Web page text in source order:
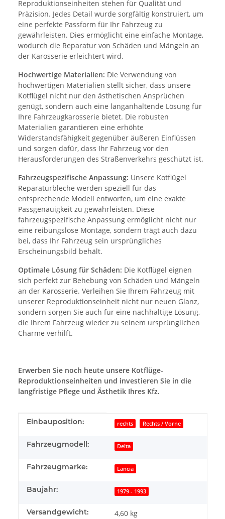
Reproduktionseinheiten stehen für Qualität und
Präzision. Jedes Detail wurde sorgfältig konstruiert, um
eine perfekte Passform für Ihr Fahrzeug zu
gewährleisten. Dies ermöglicht eine einfache Montage,
wodurch die Reparatur von Schäden und Mängeln an
der Karosserie erleichtert wird.
Hochwertige Materialien: Die Verwendung von
hochwertigen Materialien stellt sicher, dass unsere
Kotflügel nicht nur den ästhetischen Ansprüchen
genügt, sondern auch eine langanhaltende Lösung für
Ihre Fahrzeugkarosserie bietet. Die robusten
Materialien garantieren eine erhöhte
Widerstandsfähigkeit gegenüber äußeren Einflüssen
und sorgen dafür, dass Ihr Fahrzeug vor den
Herausforderungen des Straßenverkehrs geschützt ist.
Fahrzeugspezifische Anpassung: Unsere Kotflügel
Reparaturbleche werden speziell für das
entsprechende Modell entworfen, um eine exakte
Passgenauigkeit zu gewährleisten. Diese
fahrzeugspezifische Anpassung ermöglicht nicht nur
eine reibungslose Montage, sondern trägt auch dazu
bei, dass Ihr Fahrzeug sein ursprüngliches
Erscheinungsbild behält.
Optimale Lösung für Schäden: Die Kotflügel eignen
sich perfekt zur Behebung von Schäden und Mängeln
an der Karosserie. Verleihen Sie Ihrem Fahrzeug mit
unserer Reproduktionseinheit nicht nur neuen Glanz,
sondern sorgen Sie auch für eine nachhaltige Lösung,
die Ihrem Fahrzeug wieder zu seinem ursprünglichen
Charme verhilft.
Erwerben Sie noch heute unsere Kotflüge-
Reproduktionseinheiten und investieren Sie in die
langfristige Pflege und Ästhetik Ihres Kfz.
Produkteigenschaft
Wert
Einbauposition: rechts Rechts / Vorne
Fahrzeugmodell: Delta
Fahrzeugmarke: Lancia
Baujahr: 1979 - 1993
Versandgewicht: 4,60 kg